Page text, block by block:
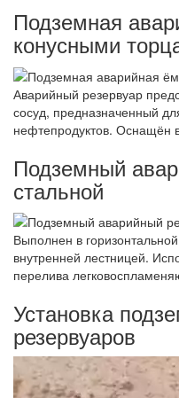
Подземная
конусными
Аварийный резервуар
сосуд, предназначенный
нефтепродуктов. Оснащён
Подземный
стальной
Выполнен в
внутренней лестницей.
перелива
Установка
резервуаров